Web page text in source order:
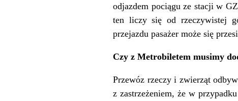
odjazdem pociągu ze stacji w
ten liczy się od rzeczywistej
przejazdu pasażer może się
Czy z Metrobiletem musimy
Przewóz rzeczy i zwierząt
z zastrzeżeniem, że w